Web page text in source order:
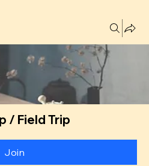
/ Field Trip
Join